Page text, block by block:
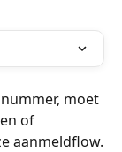
moet
of
aanmeldflow.